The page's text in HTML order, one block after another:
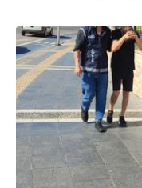
10.07.2024